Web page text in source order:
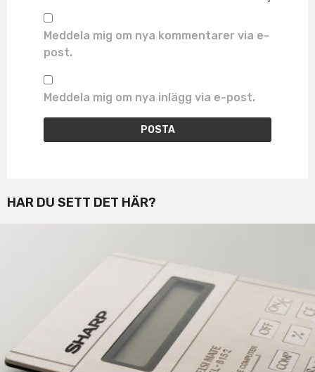
Meddela mig om nya kommentarer via e-
post.
Meddela mig om nya inlägg via e-post.
HAR DU SETT DET HÄR?